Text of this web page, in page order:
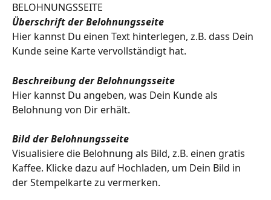
BELOHNUNGSSEITE
Überschrift der Belohnungsseite
Hier kannst Du einen Text hinterlegen, z.B. dass Dein
Kunde seine Karte vervollständigt hat.
Beschreibung der Belohnungsseite
Hier kannst Du angeben, was Dein Kunde als
Belohnung von Dir erhält.
Bild der Belohnungsseite
Visualisiere die Belohnung als Bild, z.B. einen gratis
Kaffee. Klicke dazu auf Hochladen, um Dein Bild in
der Stempelkarte zu vermerken.